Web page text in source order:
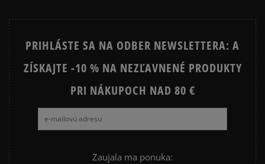
Prezrite si populárne kolekcie:
NIKE FLEECE NIKE TECH FLEECE
NIKE SPORTSWEAR JARNÉ OBLEČENIE
ADIDAS 3 STRIPES ADIDAS 3 STRIPES TRIČKÁ
PRIHLÁSTE SA NA ODBER NEWSLETTERA: A
ZÍSKAJTE -10 % NA NEZĽAVNENÉ PRODUKTY
PRI NÁKUPOCH NAD 80 €
Zaujala ma ponuka: